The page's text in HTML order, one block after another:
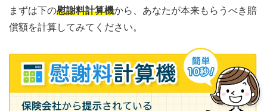
まずは下の慰謝料計算機から、あなたが本来もらうべき賠
償額を計算してみてください。